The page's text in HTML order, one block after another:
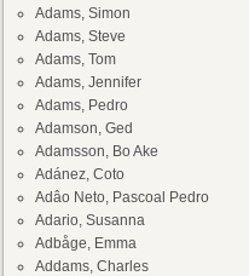
Adams, Simon
Adams, Steve
Adams, Tom
Adams, Jennifer
Adams, Pedro
Adamson, Ged
Adamsson, Bo Ake
Adánez, Coto
Adâo Neto, Pascoal Pedro
Adario, Susanna
Adbåge, Emma
Addams, Charles